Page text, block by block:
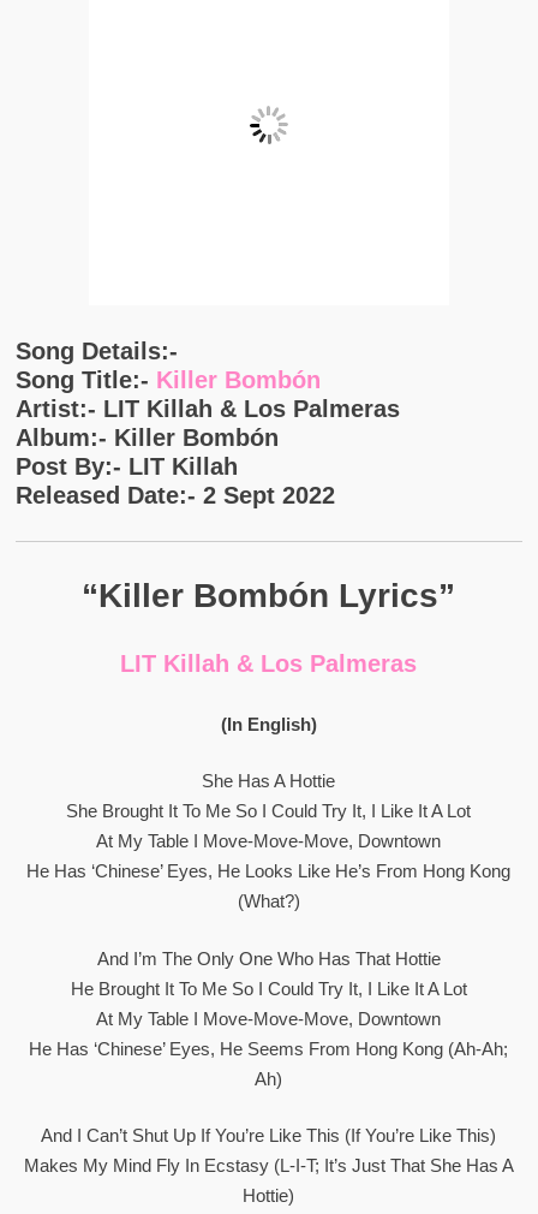
Song Details:-
Song Title:- Killer Bombón
Artist:- LIT Killah & Los Palmeras
Album:- Killer Bombón
Post By:- LIT Killah
Released Date:- 2 Sept 2022
“Killer Bombón Lyrics”
LIT Killah & Los Palmeras
(In English)
She Has A Hottie
She Brought It To Me So I Could Try It, I Like It A Lot
At My Table I Move-Move-Move, Downtown
He Has ‘Chinese’ Eyes, He Looks Like He’s From Hong Kong
(What?)
And I’m The Only One Who Has That Hottie
He Brought It To Me So I Could Try It, I Like It A Lot
At My Table I Move-Move-Move, Downtown
He Has ‘Chinese’ Eyes, He Seems From Hong Kong (Ah-Ah;
Ah)
And I Can’t Shut Up If You’re Like This (If You’re Like This)
Makes My Mind Fly In Ecstasy (L-I-T; It’s Just That She Has A
Hottie)